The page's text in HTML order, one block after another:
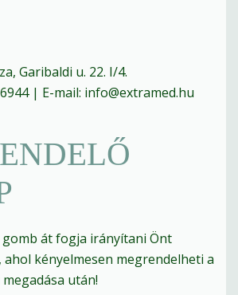
Garibaldi u. 22. I/4.
| E-mail: info@extramed.hu
gomb át fogja irányítani Önt
kényelmesen megrendelheti a
után!